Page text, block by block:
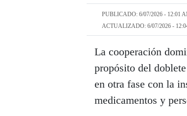
PUBLICADO: 6/07/2026 - 12:01
ACTUALIZADO: 6/07/2026 -
La cooperación
propósito del
en otra fase con la
medicamentos y